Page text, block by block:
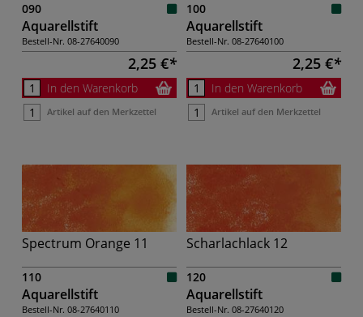
090
Aquarellstift
Bestell-Nr. 08-27640090
2,25 €
In den Warenkorb
Artikel auf den Merkzettel
100
Aquarellstift
Bestell-Nr. 08-27640100
2,25 €
In den Warenkorb
Artikel auf den Merkzettel
Spectrum Orange 11
110
Aquarellstift
Bestell-Nr. 08-27640110
Scharlachlack 12
120
Aquarellstift
Bestell-Nr. 08-27640120